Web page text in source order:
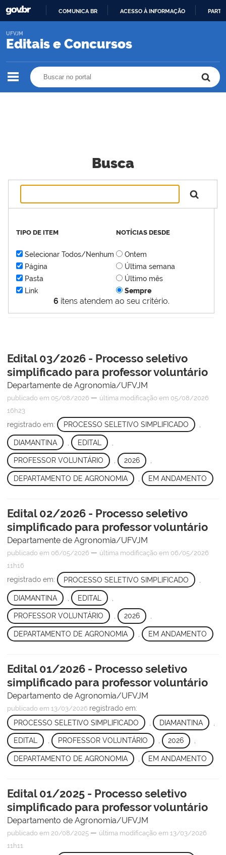
O
COMUNICA BR ACESSO À INFORMAÇÃO
Editais e Concursos
UFVJM
Busca
6 itens atendem ao seu critério.
TIPO DE ITEM
Selecionar Todos/Nenhum
Página
Pasta
Link
NOTÍCIAS DESDE
Ontem
Última semana
Último mês
Sempre
Edital 03/2026 - Processo seletivo
simplificado para professor voluntário
Departamente de Agronomia/UFVJM
publicado em 05/08/2026 — última modificação em 05/08/2026
16h23
registrado em: PROCESSO SELETIVO SIMPLIFICADO
DIAMANTINA EDITAL
PROFESSOR VOLUNTÁRIO , 2026 ,
DEPARTAMENTO DE AGRONOMIA EM ANDAMENTO
Edital 02/2026 - Processo seletivo
simplificado para professor voluntário
Departamente de Agronomia/UFVJM
publicado em 06/05/2026 — última modificação em 06/05/2026
11h16
registrado em: PROCESSO SELETIVO SIMPLIFICADO
DIAMANTINA EDITAL
PROFESSOR VOLUNTÁRIO , 2026 ,
DEPARTAMENTO DE AGRONOMIA EM ANDAMENTO
Edital 01/2026 - Processo seletivo
simplificado para professor voluntário
Departamento de Agronomia/UFVJM
publicado em 13/03/2026 registrado em:
PROCESSO SELETIVO SIMPLIFICADO
DIAMANTINA
EDITAL , PROFESSOR VOLUNTÁRIO , 2026 ,
DEPARTAMENTO DE AGRONOMIA EM ANDAMENTO
Edital 01/2025 - Processo seletivo
simplificado para professor voluntário
Departamento de Agronomia/UFVJM
publicado em 20/08/2025 — última modificação em 13/03/2026
11h11